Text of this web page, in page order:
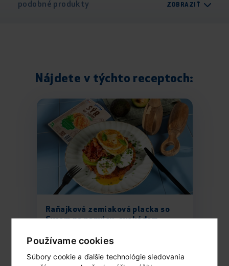
Používame cookies
Súbory cookie a ďalšie technológie sledovania
podobné produkty ZOBRAZIŤ
Nájdete v týchto receptoch:
Raňajková zemiaková placka so
Syrom na panvicu, avokádom,